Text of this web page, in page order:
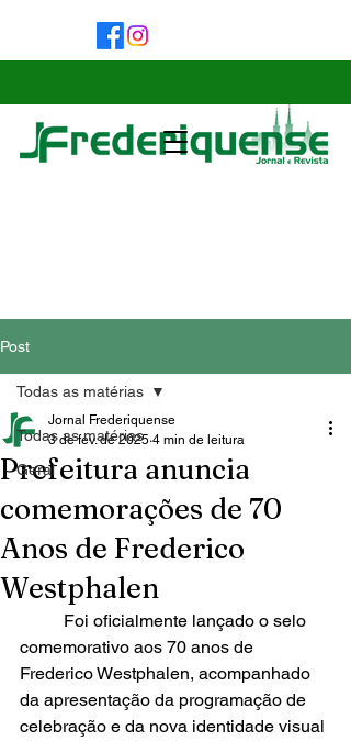
Post
Todas as matérias
Geral
Todas as matérias
Prefeitura anuncia
comemorações de 70
Anos de Frederico
Westphalen
Jornal Frederiquense
3 de fev. de 2025 4 min de leitura
comemorativo aos 70 anos de
Frederico Westphalen, acompanhado
da apresentação da programação de
celebração e da nova identidade visual